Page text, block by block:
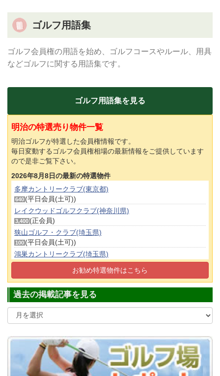
ゴルフ用語集
ゴルフ会員権の用語を始め、ゴルフコースやルール、用具
などゴルフに関する用語集です。
ゴルフ用語集を見る
明治の特選売り物件一覧
明治ゴルフが特選した会員権情報です。
毎日変動するゴルフ会員権相場の最新情報をご提供しています
ので是非ご覧下さい。
2026年8月8日の最新の特選物件
多摩カントリークラブ(東京都)
640 (平日会員(土可))
レイクウッドゴルフクラブ(神奈川県)
3,400 (正会員)
狭山ゴルフ・クラブ(埼玉県)
100 (平日会員(土可))
鴻巣カントリークラブ(埼玉県)
(正会員)
高坂カントリークラブ(埼玉県)
(正会員)
お勧め特選物件はこちら
過去の掲載記事を見る